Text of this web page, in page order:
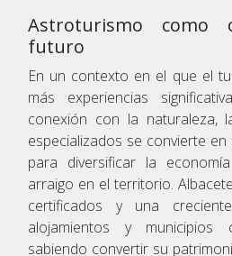
Astroturismo como
futuro
En un contexto en el que el
más experiencias
conexión con la naturaleza,
especializados se convierte
para diversificar la
arraigo en el territorio.
certificados y una
alojamientos y municipios
sabiendo convertir su